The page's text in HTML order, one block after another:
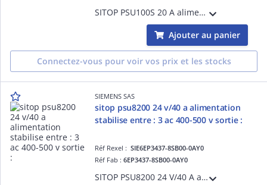
SITOP PSU100S 20 A alimentation stabilise entre : AC 120/230 V sortie : DC 24 V/20 A
Ajouter au panier
Connectez-vous pour voir vos prix et les stocks
SIEMENS SAS
sitop psu8200 24 v/40 a alimentation
stabilise entre : 3 ac 400-500 v sortie :
Réf Rexel :SIE6EP3437-8SB00-0AY0
Réf Fab :6EP3437-8SB00-0AY0
SITOP PSU8200 24 V/40 A alimentation stabilise entre : 3 AC 400-500 V sortie : DC 24 V/40 A